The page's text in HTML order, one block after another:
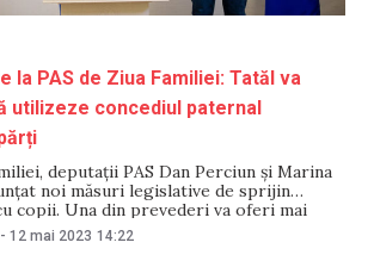
la PAS de Ziua Familiei: Tatăl va
utilizeze concediul paternal
deputații PAS Dan Perciun și Marina
noi măsuri legislative de sprijin
copii. Una din prevederi va oferi mai
în modul de utilizare a concediului
Internațională a Familiei venim cu încă o
- 12 mai 2023 14:22